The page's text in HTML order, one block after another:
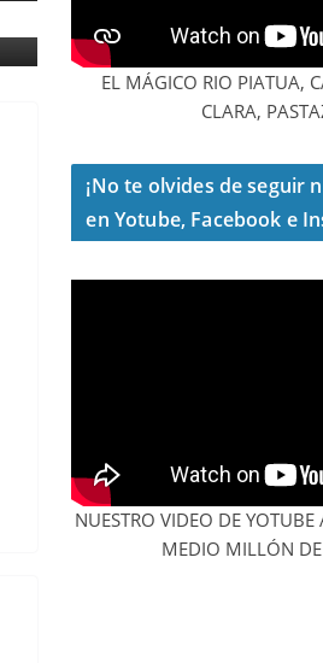
agosto 4, 2026 notiamazonia
EL MÁGICO RIO PIATUA,
CLARA,
¡No te olvides de seguir
en Yotube, Facebook e
NUESTRO VIDEO DE
MEDIO MILLÓN DE